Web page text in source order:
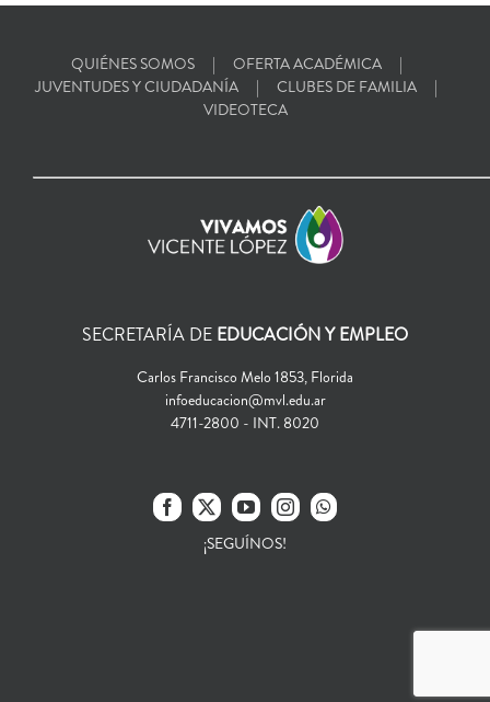
QUIÉNES SOMOS
OFERTA ACADÉMICA
JUVENTUDES Y CIUDADANÍA
CLUBES DE FAMILIA
VIDEOTECA
SECRETARÍA DE EDUCACIÓN Y EMPLEO
Carlos Francisco Melo 1853, Florida
infoeducacion@mvl.edu.ar
4711-2800 - INT. 8020
¡SEGUÍNOS!